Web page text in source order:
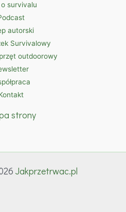
o survivalu
autorski
Survivalowy
outdoorowy
strony
Jakprzetrwac.pl